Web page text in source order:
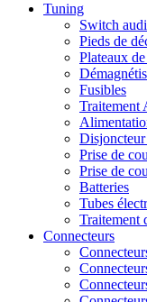
Tuning
Switch
Pieds de
Plateaux
Fusibles
Traitement
Prise de
Prise de
Batteries
Tubes
Traitement
Connecteurs